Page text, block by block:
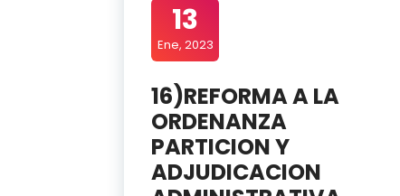
13
Ene, 2023
16)REFORMA A LA
ORDENANZA
PARTICION Y
ADJUDICACION